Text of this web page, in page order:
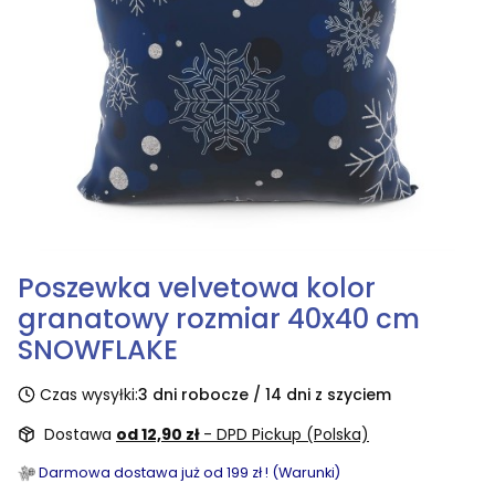
Poszewka velvetowa kolor
granatowy rozmiar 40x40 cm
SNOWFLAKE
Czas wysyłki:3 dni robocze / 14 dni z szyciem
Dostawa od 12,90 zł - DPD Pickup (Polska)
Darmowa dostawa już od 199 zł ! (Warunki)